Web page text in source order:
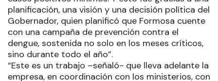
planificación, una visión y una decisión política del
Gobernador, quien planificó que Formosa cuente
con una campaña de prevención contra el
dengue, sostenida no solo en los meses críticos,
sino durante todo el año”.
“Este es un trabajo –señaló- que lleva adelante la
empresa, en coordinación con los ministerios, con